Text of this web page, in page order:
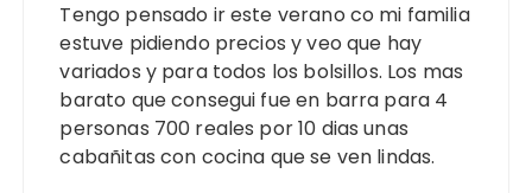
Tengo pensado ir este verano co mi familia
estuve pidiendo precios y veo que hay
variados y para todos los bolsillos. Los mas
barato que consegui fue en barra para 4
personas 700 reales por 10 dias unas
cabañitas con cocina que se ven lindas.